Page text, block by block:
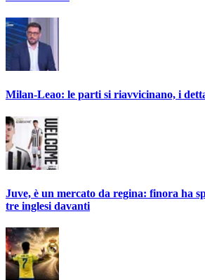
Milan-Leao: le parti si riavvicinano, i
Juve, è un mercato da regina: finora ha
tre inglesi davanti